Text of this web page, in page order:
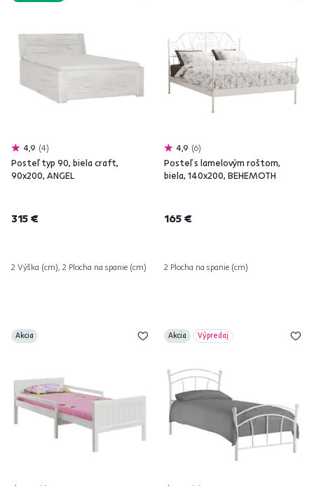
4,9 4
Posteľ typ 90, biela craft,
90x200, ANGEL
315 €
2 Výška (cm), 2 Plocha na spanie (cm)
4,9 6
Posteľ s lamelovým roštom,
biela, 140x200, BEHEMOTH
165 €
2 Plocha na spanie (cm)
Akcia Akcia Výpredaj